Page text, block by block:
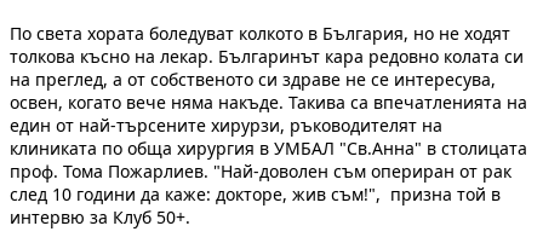
По света хората боледуват колкото в България, но не ходят
толкова късно на лекар. Българинът кара редовно колата си
на преглед, а от собственото си здраве не се интересува,
освен, когато вече няма накъде. Такива са впечатленията на
един от най-търсените хирурзи, ръководителят на
клиниката по обща хирургия в УМБАЛ "Св.Анна" в столицата
проф. Тома Пожарлиев. "Най-доволен съм опериран от рак
след 10 години да каже: докторе, жив съм!", призна той в
интервю за Клуб 50+.